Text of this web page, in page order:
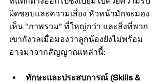
ผิดชอบและความเสี่ยง หัวหน้ามักจะมอง
เห็น "ภาพรวม" ที่ใหญ่กว่า และสิ่งที่พวก
เขากังวลเมื่อมองว่าลูกน้องยังไม่พร้อม
อาจมาจากสัญญาณเหล่านี้:
ทักษะและประสบการณ์ (Skills &